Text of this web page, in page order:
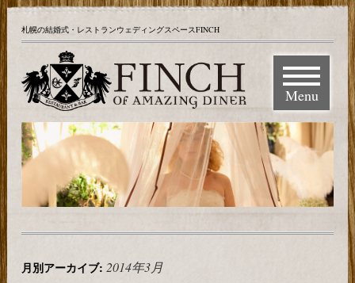
札幌の結婚式・レストランウェディングスペースFINCH
Menu
月別アーカイブ: 2014年3月